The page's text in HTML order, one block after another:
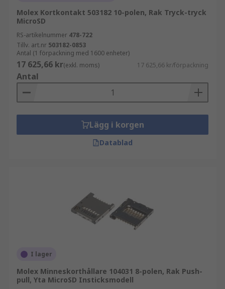
Molex Kortkontakt 503182 10-polen, Rak Tryck-tryck
MicroSD
RS-artikelnummer 478-722
Tillv. art.nr 503182-0853
Antal (1 förpackning med 1600 enheter)
17 625,66 kr(exkl. moms) 17 625,66 kr/förpackning
Antal
Lägg i korgen
Datablad
I lager
Molex Minneskorthållare 104031 8-polen, Rak Push-
pull, Yta MicroSD Insticksmodell